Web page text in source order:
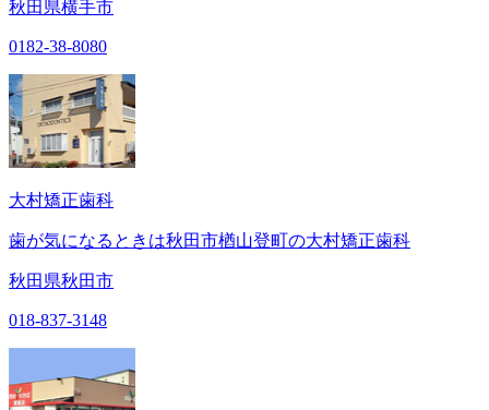
秋田県横手市
0182-38-8080
大村矯正歯科
歯が気になるときは秋田市楢山登町の大村矯正歯科
秋田県秋田市
018-837-3148